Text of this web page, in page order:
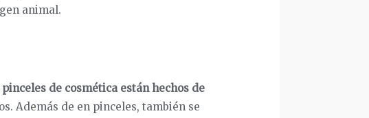
animal.
de cosmética están hechos de
Además de en pinceles, también se